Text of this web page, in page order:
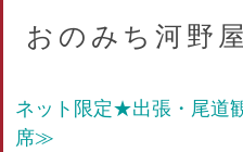
おのみち河野屋
ネット限定★出張・尾道
席≫